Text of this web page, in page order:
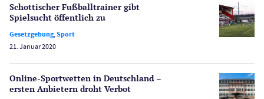
Spielerschutz
Sport
Wetten
Casino Testberichte
Bonus Ohne Einzahlung
Slot Freispiele
Schottischer Fußballtrainer gibt
Spielsucht öffentlich zu
Gesetzgebung,Sport
21. Januar 2020
Online-Sportwetten in Deutschland –
ersten Anbietern droht Verbot